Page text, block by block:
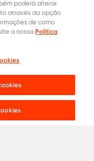
Live chat:
poderá alterar
através da opção
de como
a nossa Política